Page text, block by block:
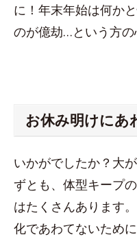
に！年末年始は何か
のが億劫…という方の
お休み明けにあ
いかがでしたか？大
ずとも、体型キープ
はたくさんあります
化であわてないため